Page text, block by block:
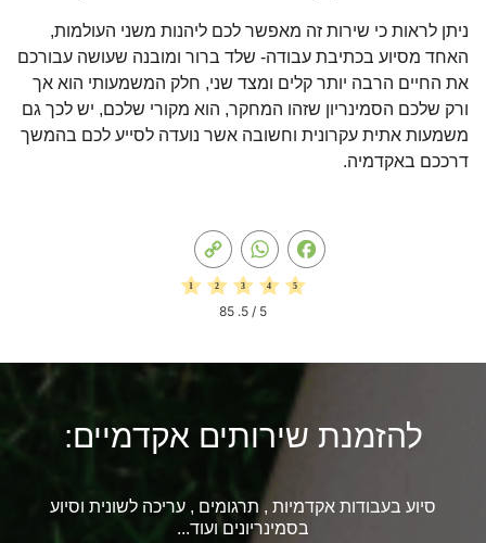
ניתן לראות כי שירות זה מאפשר לכם ליהנות משני העולמות,
האחד מסיוע בכתיבת עבודה- שלד ברור ומובנה שעושה עבורכם
את החיים הרבה יותר קלים ומצד שני, חלק המשמעותי הוא אך
ורק שלכם הסמינריון שזהו המחקר, הוא מקורי שלכם, יש לכך גם
משמעות אתית עקרונית וחשובה אשר נועדה לסייע לכם בהמשך
דרככם באקדמיה.
Facebook
WhatsApp
5
/ 5.
85
להזמנת שירותים אקדמיים:
סיוע בעבודות אקדמיות , תרגומים , עריכה לשונית וסיוע
בסמינריונים ועוד...